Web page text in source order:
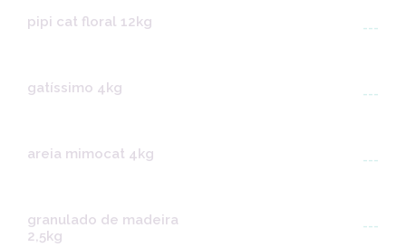
pipi cat floral 12kg ---
gatíssimo 4kg ---
areia mimocat 4kg ---
granulado de madeira
2,5kg
---